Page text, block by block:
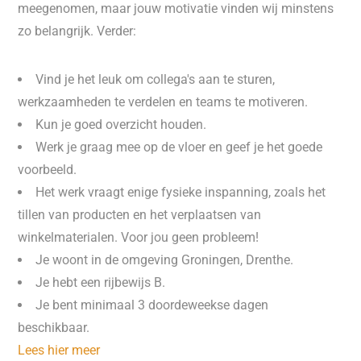
meegenomen, maar jouw motivatie vinden wij minstens
zo belangrijk. Verder:
Vind je het leuk om collega's aan te sturen,
werkzaamheden te verdelen en teams te motiveren.
Kun je goed overzicht houden.
Werk je graag mee op de vloer en geef je het goede
voorbeeld.
Het werk vraagt enige fysieke inspanning, zoals het
tillen van producten en het verplaatsen van
winkelmaterialen. Voor jou geen probleem!
Je woont in de omgeving Groningen, Drenthe.
Je hebt een rijbewijs B.
Je bent minimaal 3 doordeweekse dagen
beschikbaar.
Lees hier meer